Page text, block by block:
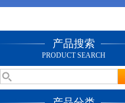
产品搜索
PRODUCT SEARCH